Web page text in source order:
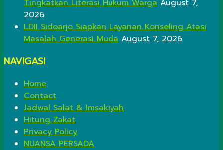
Tingkatkan Literasi Hukum Warga August 7,
2026
LDII Sidoarjo Siapkan Layanan Konseling Atasi
Masalah Generasi Muda August 7, 2026
NAVIGASI
Home
Contact
Jadwal Salat & Imsakiyah
Hitung Zakat
Privacy Policy
NUANSA PERSADA